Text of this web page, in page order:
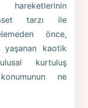
tarzı ile
önce,
yaşanan kaotik
kurtuluş
ne